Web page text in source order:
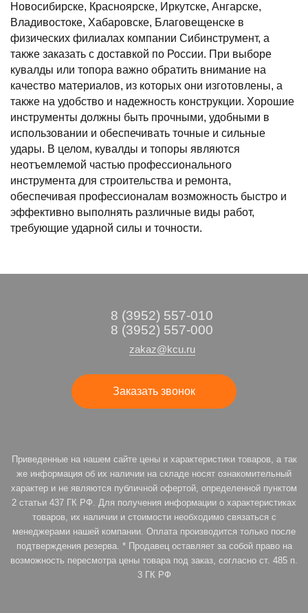
Новосибирске, Красноярске, Иркутске, Ангарске,
Владивостоке, Хабаровске, Благовещенске в
физических филиалах компании Сибинструмент, а
также заказать с доставкой по России. При выборе
кувалды или топора важно обратить внимание на
качество материалов, из которых они изготовлены, а
также на удобство и надежность конструкции. Хорошие
инструменты должны быть прочными, удобными в
использовании и обеспечивать точные и сильные
удары. В целом, кувалды и топоры являются
неотъемлемой частью профессионального
инструмента для строительства и ремонта,
обеспечивая профессионалам возможность быстро и
эффективно выполнять различные виды работ,
требующие ударной силы и точности.
8 (3952) 557-010
8 (3952) 557-000
zakaz@kcu.ru
Заказать звонок
Приведенные на нашем сайте цены и характеристики товаров, а так
же информация об их наличии на складе носят ознакомительный
характер и не являются публичной офертой, определенной пунктом
2 статьи 437 ГК РФ. Для получения информации о характеристиках
товаров, их наличии и стоимости необходимо связаться с
менеджерами нашей компании. Оплата производится только после
подтверждения резерва. * Продавец оставляет за собой право на
возможность пересмотра цены товара под заказ, согласно ст. 485 п.
3 ГК РФ